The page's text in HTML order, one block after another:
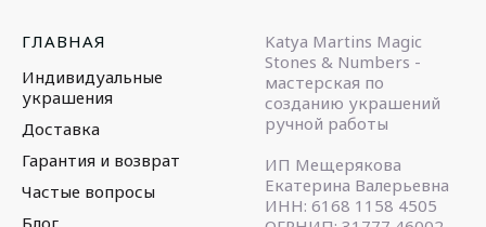
ГЛАВНАЯ
Индивидуальные
украшения
Доставка
Гарантия и возврат
Частые вопросы
Блог
Katya Martins Magic
Stones & Numbers -
мастерская по
созданию украшений
ручной работы
ИП Мещерякова
Екатерина Валерьевна
ИНН: 6168 1158 4505